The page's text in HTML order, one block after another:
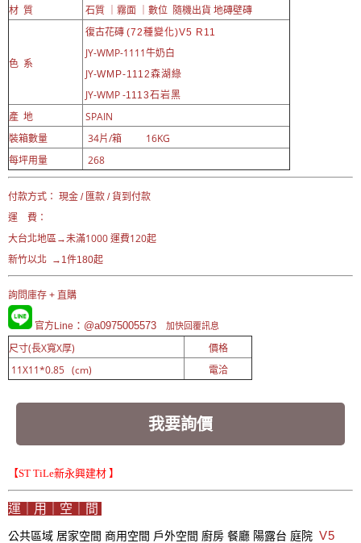
材 質 石質 ｜霧面 ｜數位 隨機出貨 地磚壁磚
色 系
復古花磚 (72種變化)V5 R11
JY-WMP-1111牛奶白
JY-WMP-1112森湖綠
JY-WMP -1113石岩黑
產 地
SPAIN
裝箱數量
34片/箱 16KG
每坪用量
268
付款方式： 現金 / 匯款 / 貨到付款
運 費：
大台北地區→未滿1000 運費120起
新竹以北 →1件180起
詢問庫存 + 直購
官方Line ：@a0975005573 加快回覆訊息
尺寸(長X寬X厚)
價格
11X11*0.85 (cm)
電洽
我要詢價
【ST TiLe新永興建材 】
運｜用｜空｜間
公共區域 居家空間 商用空間 戶外空間 廚房 餐廳 陽露台 庭院 V5